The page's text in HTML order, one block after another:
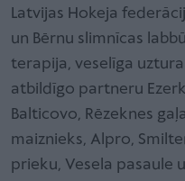
Latvijas Hokeja
un Bērnu slimnīcas
terapija, veselīga
atbildīgo partneru
Balticovo, Rēzeknes
maiznieks, Alpro,
prieku, Vesela pasaule